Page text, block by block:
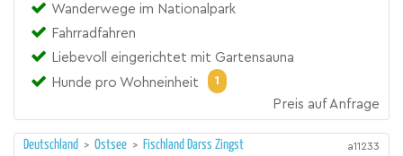
Wanderwege im Nationalpark
Fahrradfahren
Liebevoll eingerichtet mit Gartensauna
Hunde pro Wohneinheit
1
Preis auf Anfrage
Deutschland > Ostsee > Fischland Darss Zingst a11233